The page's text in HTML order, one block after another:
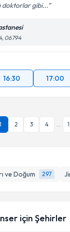
ve Doğum
297
doktorlar gibi...
06794
16:30 17:00
1 2 3 4 ...
için Şehirler